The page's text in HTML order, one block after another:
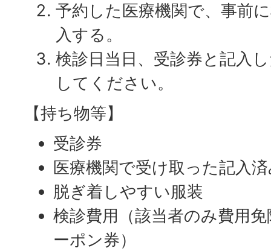
予約した医療機関で、事前
入する。
検診日当日、受診券と記入
してください。
【持ち物等】
受診券
医療機関で受け取った記入
脱ぎ着しやすい服装
検診費用（該当者のみ費用
ーポン券）